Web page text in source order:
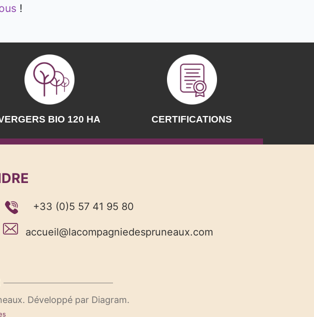
!
BIO 120 HA CERTIFICATIONS
+33 (0)5 57 41 95 80
accueil@lacompagniedespruneaux.com
Développé par Diagram.